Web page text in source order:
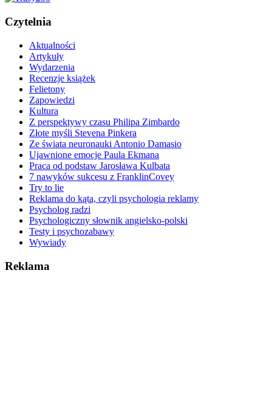
Czytelnia
Aktualności
Artykuły
Wydarzenia
Recenzje książek
Felietony
Zapowiedzi
Kultura
Z perspektywy czasu Philipa Zimbardo
Złote myśli Stevena Pinkera
Ze świata neuronauki Antonio Damasio
Ujawnione emocje Paula Ekmana
Praca od podstaw Jarosława Kulbata
7 nawyków sukcesu z FranklinCovey
Try to lie
Reklama do kąta, czyli psychologia reklamy
Psycholog radzi
Psychologiczny słownik angielsko-polski
Testy i psychozabawy
Wywiady
Reklama